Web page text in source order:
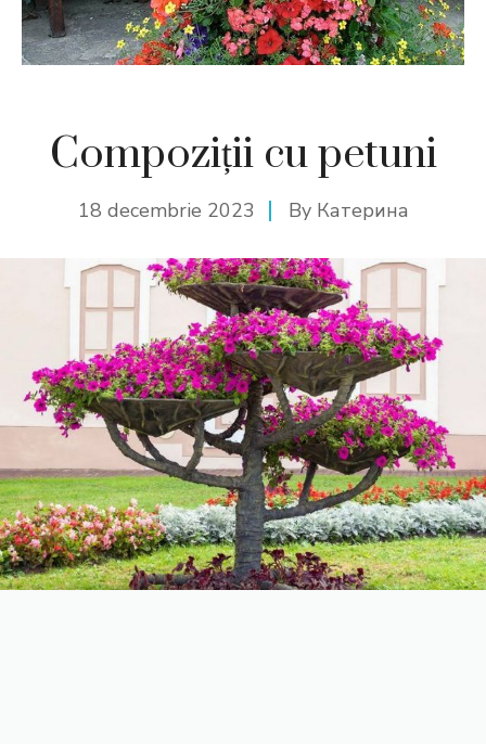
Compoziții cu petuni
18 decembrie 2023 By Катерина